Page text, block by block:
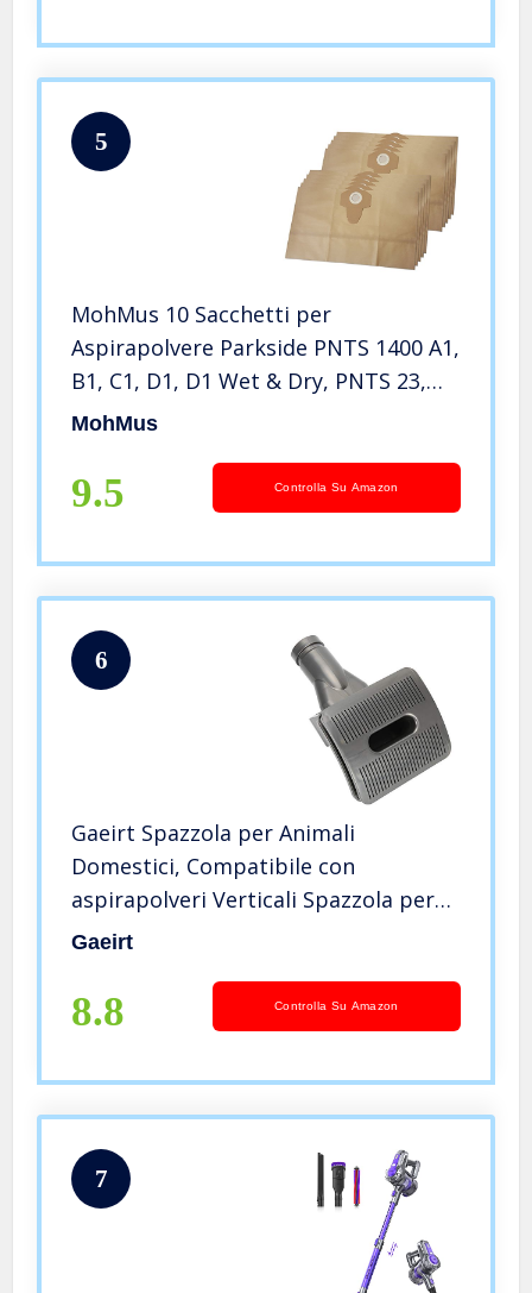
5
MohMus 10 Sacchetti per
Aspirapolvere Parkside PNTS 1400 A1,
B1, C1, D1, D1 Wet & Dry, PNTS 23,
23E
MohMus
9.5 Controlla Su Amazon
6
Gaeirt Spazzola per Animali
Domestici, Compatibile con
aspirapolveri Verticali Spazzola per
spolverare Comoda per Rimuovere i
Scale e tappezzeria
Gaeirt
8.8 Controlla Su Amazon
7